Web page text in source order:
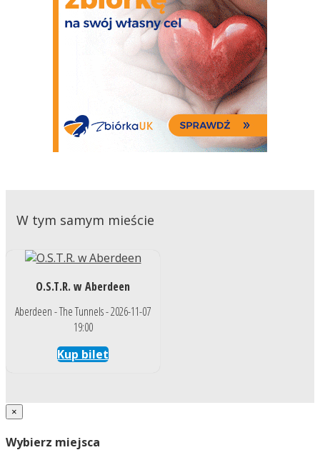
W tym samym mieście
O.S.T.R. w Aberdeen
Aberdeen - The Tunnels - 2026-11-07
19:00
Kup bilet
×
Wybierz miejsca